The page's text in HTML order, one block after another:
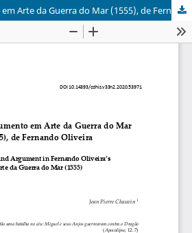
Exórdio e Argumento em Arte da Guerra do Mar (1555), de Fernando Oliveira